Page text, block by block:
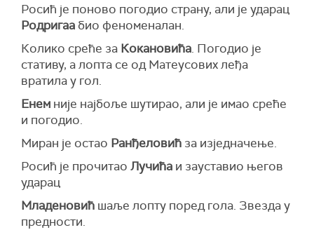
Росић је поново погодио страну, али је ударац
Родригаа био феноменалан.
Колико среће за Кокановића. Погодио је
стативу, а лопта се од Матеусових леђа
вратила у гол.
Енем није најбоље шутирао, али је имао среће
и погодио.
Миран је остао Ранђеловић за изједначење.
Росић је прочитао Лучића и зауставио његов
ударац
Младеновић шаље лопту поред гола. Звезда у
предности.